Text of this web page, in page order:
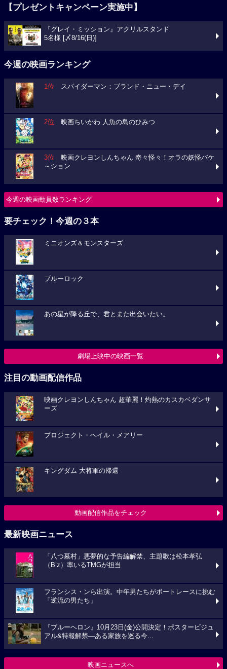
【プレゼントキャンペーン実施中】
『グレイ・ミッション』アクリルスタンド
5名様 [〆8/16(日)]
今週の映画ランキング
1位 スパイダーマン：ブランド・ニュー・デイ
2位 映画ちいかわ 人魚の島のひみつ
3位 映画クレヨンしんちゃん 奇々怪々！オラの妖怪バケ
～ション
今週の映画動員数ランキング
要チェック！今週の３本
ミニオンズ＆モンスターズ
ブルーロック
あの星が降る丘で、君とまた出会いたい。
劇場上映中の映画一覧
注目の動画配信作品
映画クレヨンしんちゃん 超華麗！灼熱のカスカベダンサ
ーズ
プロジェクト・ヘイル・メアリー
キングダム 大将軍の帰還
動画配信作品をチェック
最新映画ニュース
「八つ墓村」悪夢的な予告編解禁、主題歌は松本孝弘
（B’z）率いるTMGが担当
フランシス・ンら出演。中年男たちがボートレースに挑む
「逆流の男たち」
『ブルーヘロン』10月23日(金)公開決定！ポスタービジュ
アル&特報解禁―ある家族を巡る今...
映画ニュースへ